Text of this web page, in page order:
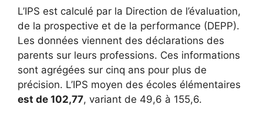
L’IPS est calculé par la Direction de l’évaluation,
de la prospective et de la performance (DEPP).
Les données viennent des déclarations des
parents sur leurs professions. Ces informations
sont agrégées sur cinq ans pour plus de
précision. L’IPS moyen des écoles élémentaires
est de 102,77, variant de 49,6 à 155,6.